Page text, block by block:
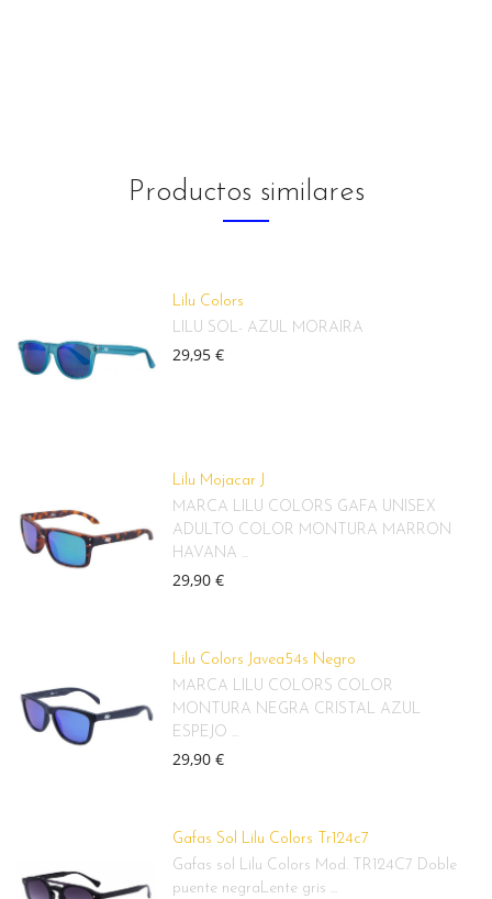
Productos similares
Lilu Colors
LILU SOL- AZUL MORAIRA
29,95 €
Lilu Mojacar J
MARCA LILU COLORS GAFA UNISEX
ADULTO COLOR MONTURA MARRON
HAVANA ...
29,90 €
Lilu Colors Javea54s Negro
MARCA LILU COLORS COLOR
MONTURA NEGRA CRISTAL AZUL
ESPEJO ...
29,90 €
Gafas Sol Lilu Colors Tr124c7
Gafas sol Lilu Colors Mod. TR124C7 Doble
puente negraLente gris ...